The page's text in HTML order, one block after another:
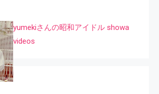
yumekiさんの昭和アイドル showa
videos